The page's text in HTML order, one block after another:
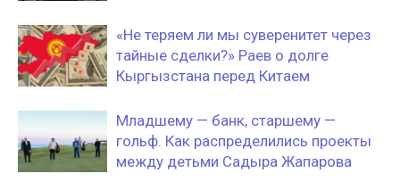
«Не теряем ли мы суверенитет через
тайные сделки?» Раев о долге
Кыргызстана перед Китаем
Младшему — банк, старшему —
гольф. Как распределились проекты
между детьми Садыра Жапарова